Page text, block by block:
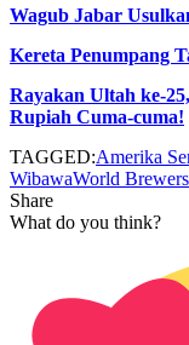
Wagub Jabar
Kereta Penumpang
Rayakan Ultah ke-
Rupiah Cuma-cuma!
TAGGED:Amerika
WibawaWorld
Share
What do you think?